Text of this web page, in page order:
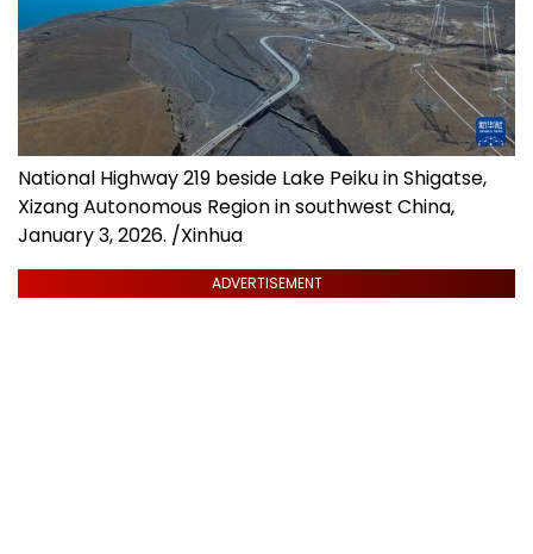
National Highway 219 beside Lake Peiku in Shigatse,
Xizang Autonomous Region in southwest China,
January 3, 2026. /Xinhua
ADVERTISEMENT